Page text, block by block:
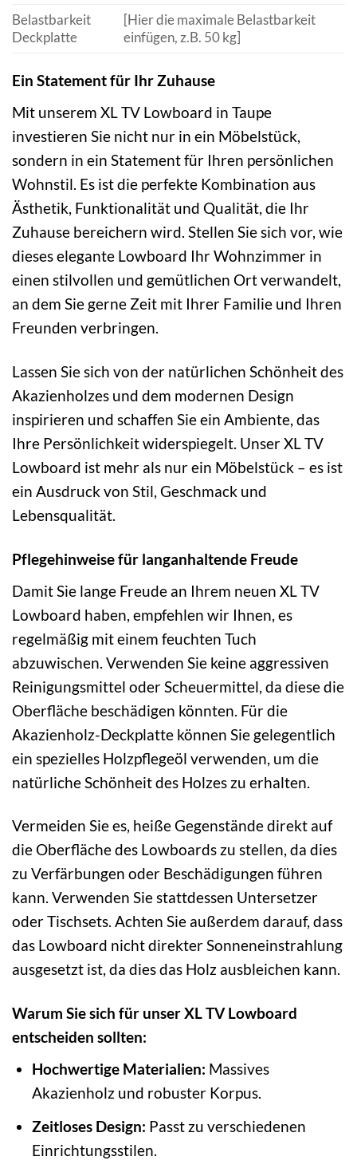
Belastbarkeit
Deckplatte
[Hier die maximale Belastbarkeit
einfügen, z.B. 50 kg]
Ein Statement für Ihr Zuhause
Mit unserem XL TV Lowboard in Taupe
investieren Sie nicht nur in ein Möbelstück,
sondern in ein Statement für Ihren persönlichen
Wohnstil. Es ist die perfekte Kombination aus
Ästhetik, Funktionalität und Qualität, die Ihr
Zuhause bereichern wird. Stellen Sie sich vor, wie
dieses elegante Lowboard Ihr Wohnzimmer in
einen stilvollen und gemütlichen Ort verwandelt,
an dem Sie gerne Zeit mit Ihrer Familie und Ihren
Freunden verbringen.
Lassen Sie sich von der natürlichen Schönheit des
Akazienholzes und dem modernen Design
inspirieren und schaffen Sie ein Ambiente, das
Ihre Persönlichkeit widerspiegelt. Unser XL TV
Lowboard ist mehr als nur ein Möbelstück – es ist
ein Ausdruck von Stil, Geschmack und
Lebensqualität.
Pflegehinweise für langanhaltende Freude
Damit Sie lange Freude an Ihrem neuen XL TV
Lowboard haben, empfehlen wir Ihnen, es
regelmäßig mit einem feuchten Tuch
abzuwischen. Verwenden Sie keine aggressiven
Reinigungsmittel oder Scheuermittel, da diese die
Oberfläche beschädigen könnten. Für die
Akazienholz-Deckplatte können Sie gelegentlich
ein spezielles Holzpflegeöl verwenden, um die
natürliche Schönheit des Holzes zu erhalten.
Vermeiden Sie es, heiße Gegenstände direkt auf
die Oberfläche des Lowboards zu stellen, da dies
zu Verfärbungen oder Beschädigungen führen
kann. Verwenden Sie stattdessen Untersetzer
oder Tischsets. Achten Sie außerdem darauf, dass
das Lowboard nicht direkter Sonneneinstrahlung
ausgesetzt ist, da dies das Holz ausbleichen kann.
Warum Sie sich für unser XL TV Lowboard
entscheiden sollten:
Hochwertige Materialien: Massives
Akazienholz und robuster Korpus.
Zeitloses Design: Passt zu verschiedenen
Einrichtungsstilen.